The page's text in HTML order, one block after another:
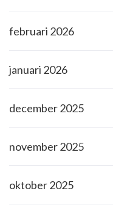
februari 2026
januari 2026
december 2025
november 2025
oktober 2025